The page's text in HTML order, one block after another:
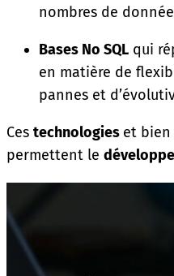
nombres de
Bases No SQL qui
en matière de
pannes et
Ces technologies et bien
permettent le